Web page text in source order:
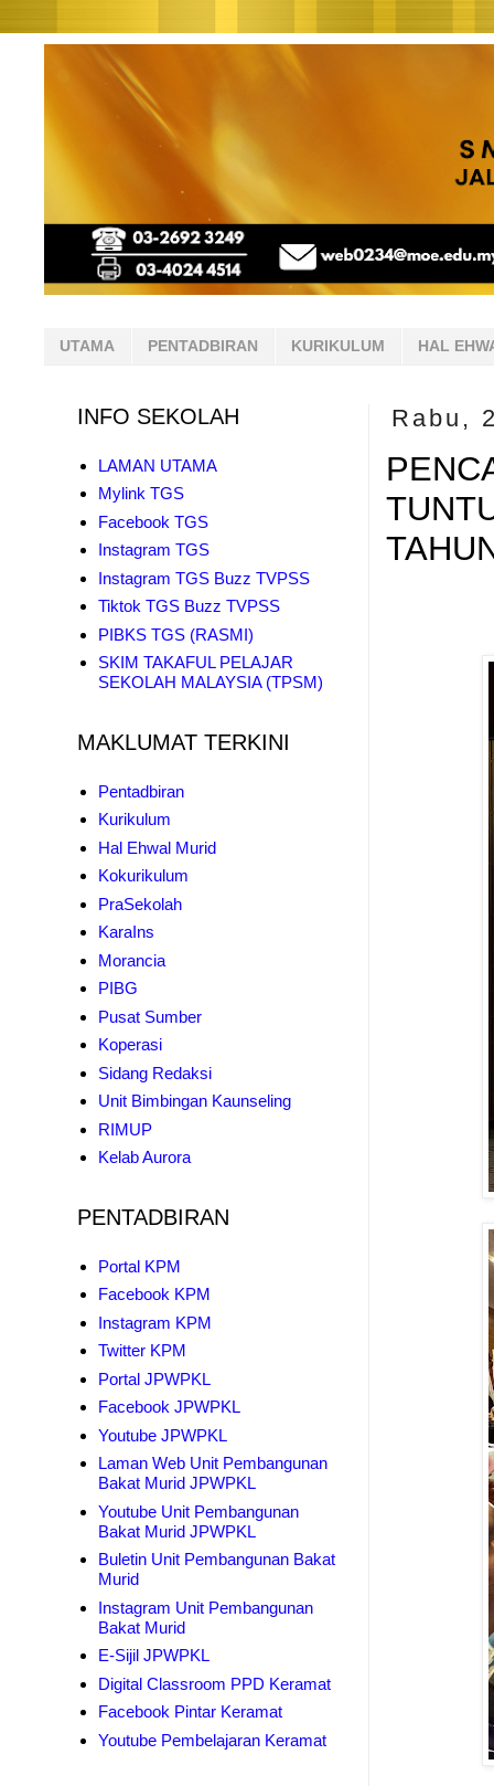
UTAMA PENTADBIRAN KURIKULUM HAL
Rabu,
INFO SEKOLAH
LAMAN UTAMA
Mylink TGS
Facebook TGS
Instagram TGS
Instagram TGS Buzz TVPSS
Tiktok TGS Buzz TVPSS
PIBKS TGS (RASMI)
SKIM TAKAFUL PELAJAR
SEKOLAH MALAYSIA (TPSM)
MAKLUMAT TERKINI
Pentadbiran
Kurikulum
Hal Ehwal Murid
Kokurikulum
PraSekolah
KaraIns
Morancia
PIBG
Pusat Sumber
Koperasi
Sidang Redaksi
Unit Bimbingan Kaunseling
RIMUP
Kelab Aurora
PENTADBIRAN
Portal KPM
Facebook KPM
Instagram KPM
Twitter KPM
Portal JPWPKL
Facebook JPWPKL
Youtube JPWPKL
Laman Web Unit Pembangunan
Bakat Murid JPWPKL
Youtube Unit Pembangunan
Bakat Murid JPWPKL
Buletin Unit Pembangunan Bakat
Murid
Instagram Unit Pembangunan
Bakat Murid
E-Sijil JPWPKL
Digital Classroom PPD Keramat
Facebook Pintar Keramat
Youtube Pembelajaran Keramat